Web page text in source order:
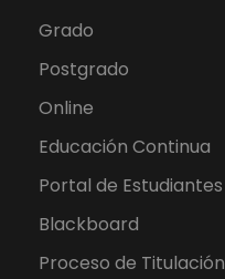
Grado
Postgrado
Online
Educación Continua
Portal de Estudiantes
Blackboard
Proceso de Titulación